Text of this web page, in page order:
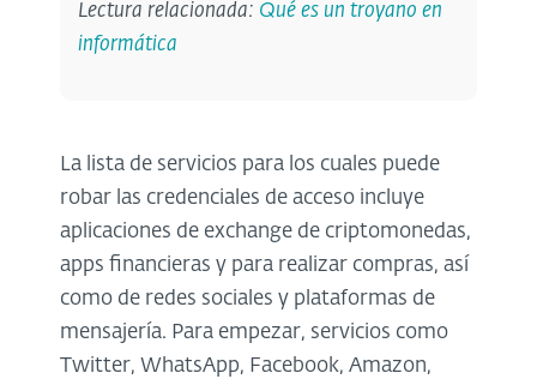
Lectura relacionada: Qué es un troyano en
informática
La lista de servicios para los cuales puede
robar las credenciales de acceso incluye
aplicaciones de exchange de criptomonedas,
apps financieras y para realizar compras, así
como de redes sociales y plataformas de
mensajería. Para empezar, servicios como
Twitter, WhatsApp, Facebook, Amazon,